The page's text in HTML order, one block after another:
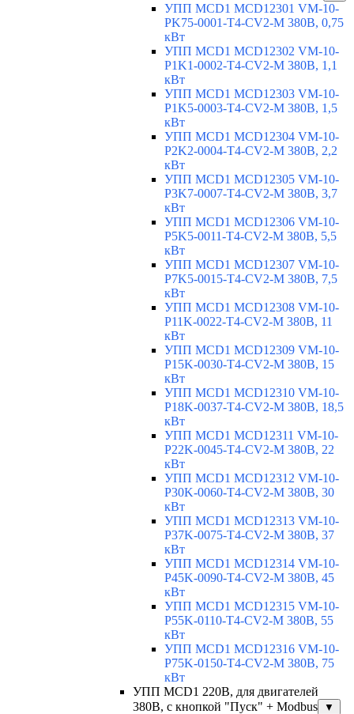
УПП MCD1 MCD12301 VM-10-
PK75-0001-T4-CV2-M 380В, 0,75
кВт
УПП MCD1 MCD12302 VM-10-
P1K1-0002-T4-CV2-M 380В, 1,1
кВт
УПП MCD1 MCD12303 VM-10-
P1K5-0003-T4-CV2-M 380В, 1,5
кВт
УПП MCD1 MCD12304 VM-10-
P2K2-0004-T4-CV2-M 380В, 2,2
кВт
УПП MCD1 MCD12305 VM-10-
P3K7-0007-T4-CV2-M 380В, 3,7
кВт
УПП MCD1 MCD12306 VM-10-
P5K5-0011-T4-CV2-M 380В, 5,5
кВт
УПП MCD1 MCD12307 VM-10-
P7K5-0015-T4-CV2-M 380В, 7,5
кВт
УПП MCD1 MCD12308 VM-10-
P11K-0022-T4-CV2-M 380В, 11
кВт
УПП MCD1 MCD12309 VM-10-
P15K-0030-T4-CV2-M 380В, 15
кВт
УПП MCD1 MCD12310 VM-10-
P18K-0037-T4-CV2-M 380В, 18,5
кВт
УПП MCD1 MCD12311 VM-10-
P22K-0045-T4-CV2-M 380В, 22
кВт
УПП MCD1 MCD12312 VM-10-
P30K-0060-T4-CV2-M 380В, 30
кВт
УПП MCD1 MCD12313 VM-10-
P37K-0075-T4-CV2-M 380В, 37
кВт
УПП MCD1 MCD12314 VM-10-
P45K-0090-T4-CV2-M 380В, 45
кВт
УПП MCD1 MCD12315 VM-10-
P55K-0110-T4-CV2-M 380В, 55
кВт
УПП MCD1 MCD12316 VM-10-
P75K-0150-T4-CV2-M 380В, 75
кВт
УПП MCD1 220В, для двигателей
380В, с кнопкой "Пуск" + Modbus
▼